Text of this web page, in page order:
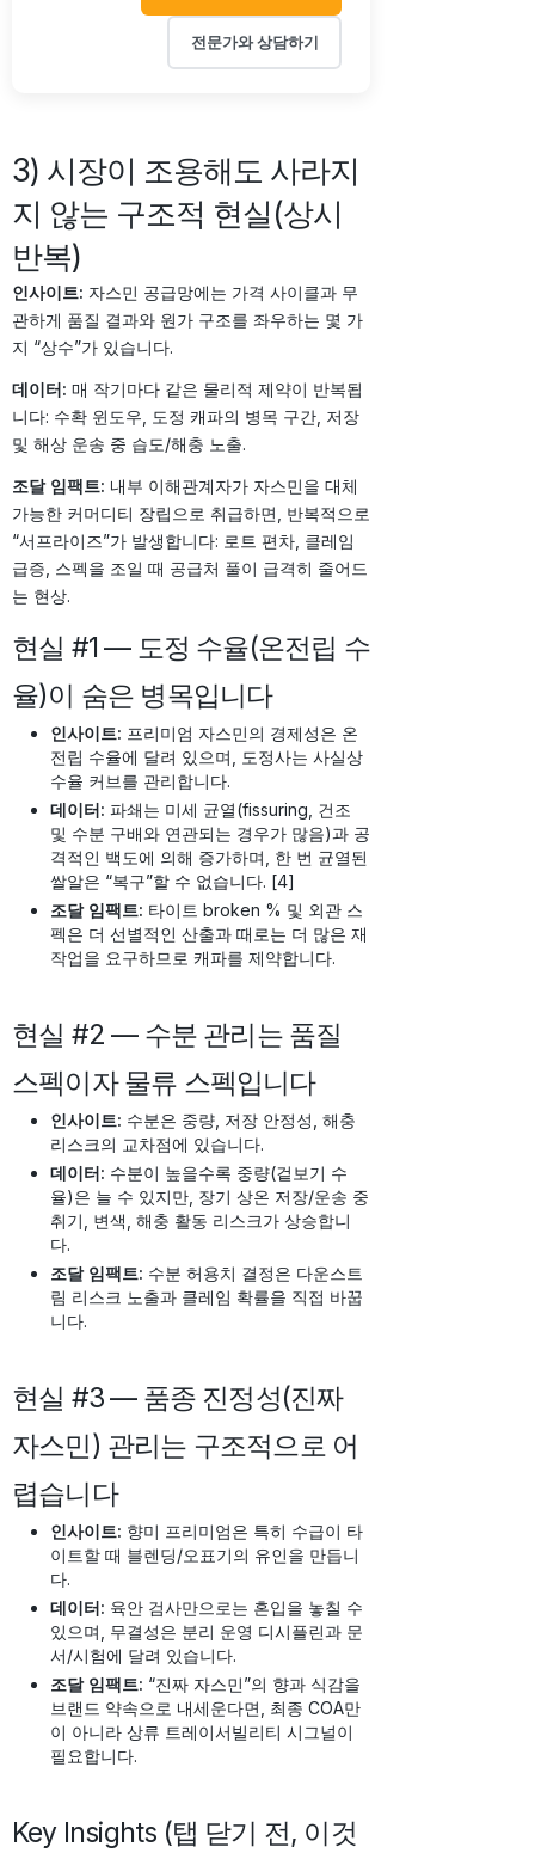
전문가와 상담하기
3) 시장이 조용해도 사라지
지 않는 구조적 현실(상시
반복)
인사이트: 자스민 공급망에는 가격 사이클과 무
관하게 품질 결과와 원가 구조를 좌우하는 몇 가
지 “상수”가 있습니다.
데이터: 매 작기마다 같은 물리적 제약이 반복됩
니다: 수확 윈도우, 도정 캐파의 병목 구간, 저장
및 해상 운송 중 습도/해충 노출.
조달 임팩트: 내부 이해관계자가 자스민을 대체
가능한 커머디티 장립으로 취급하면, 반복적으로
“서프라이즈”가 발생합니다: 로트 편차, 클레임
급증, 스펙을 조일 때 공급처 풀이 급격히 줄어드
는 현상.
현실 #1 — 도정 수율(온전립 수
율)이 숨은 병목입니다
인사이트: 프리미엄 자스민의 경제성은 온
전립 수율에 달려 있으며, 도정사는 사실상
수율 커브를 관리합니다.
데이터: 파쇄는 미세 균열(fissuring, 건조
및 수분 구배와 연관되는 경우가 많음)과 공
격적인 백도에 의해 증가하며, 한 번 균열된
쌀알은 “복구”할 수 없습니다. [4]
조달 임팩트: 타이트 broken % 및 외관 스
펙은 더 선별적인 산출과 때로는 더 많은 재
작업을 요구하므로 캐파를 제약합니다.
현실 #2 — 수분 관리는 품질
스펙이자 물류 스펙입니다
인사이트: 수분은 중량, 저장 안정성, 해충
리스크의 교차점에 있습니다.
데이터: 수분이 높을수록 중량(겉보기 수
율)은 늘 수 있지만, 장기 상온 저장/운송 중
취기, 변색, 해충 활동 리스크가 상승합니
다.
조달 임팩트: 수분 허용치 결정은 다운스트
림 리스크 노출과 클레임 확률을 직접 바꿉
니다.
현실 #3 — 품종 진정성(진짜
자스민) 관리는 구조적으로 어
렵습니다
인사이트: 향미 프리미엄은 특히 수급이 타
이트할 때 블렌딩/오표기의 유인을 만듭니
다.
데이터: 육안 검사만으로는 혼입을 놓칠 수
있으며, 무결성은 분리 운영 디시플린과 문
서/시험에 달려 있습니다.
조달 임팩트: “진짜 자스민”의 향과 식감을
브랜드 약속으로 내세운다면, 최종 COA만
이 아니라 상류 트레이서빌리티 시그널이
필요합니다.
Key Insights (탭 닫기 전, 이것